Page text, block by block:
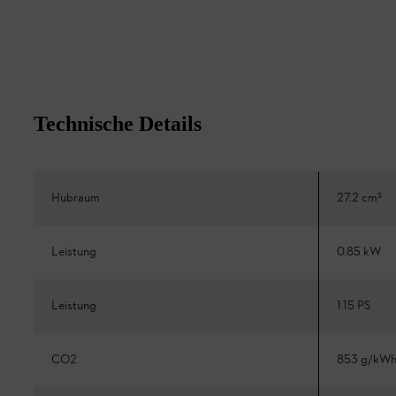
Technische Details
Hubraum 27.2 cm³
Leistung 0.85 kW
Leistung 1.15 PS
CO2 853 g/kWh